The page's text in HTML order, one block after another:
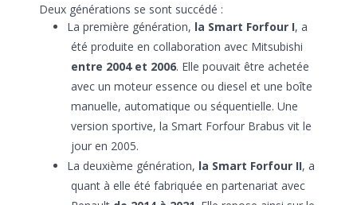
Deux générations se sont succédé :
La première génération, la Smart Forfour I, a
été produite en collaboration avec Mitsubishi
entre 2004 et 2006. Elle pouvait être achetée
avec un moteur essence ou diesel et une boîte
manuelle, automatique ou séquentielle. Une
version sportive, la Smart Forfour Brabus vit le
jour en 2005.
La deuxième génération, la Smart Forfour II, a
quant à elle été fabriquée en partenariat avec